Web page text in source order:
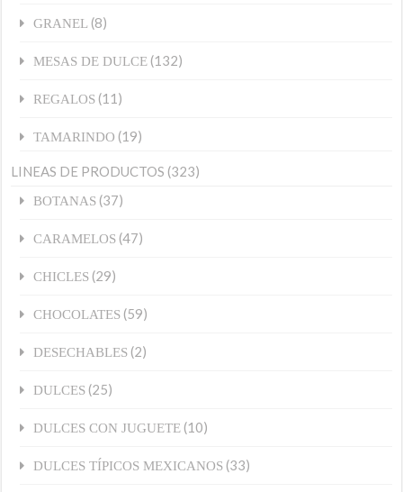
GRANEL (8)
MESAS DE DULCE (132)
REGALOS (11)
TAMARINDO (19)
LINEAS DE PRODUCTOS (323)
BOTANAS (37)
CARAMELOS (47)
CHICLES (29)
CHOCOLATES (59)
DESECHABLES (2)
DULCES (25)
DULCES CON JUGUETE (10)
DULCES TÍPICOS MEXICANOS (33)